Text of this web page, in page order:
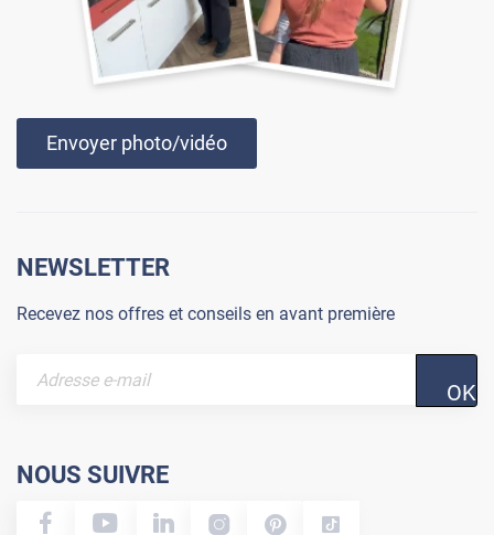
Envoyer photo/vidéo
NEWSLETTER
Recevez nos offres et conseils en avant première
OK
NOUS SUIVRE